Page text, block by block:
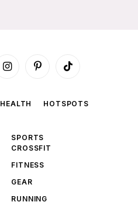
InstagramPinterestTikTok
HEALTH HOTSPOTS
SPORTS
CROSSFIT
FITNESS
GEAR
RUNNING